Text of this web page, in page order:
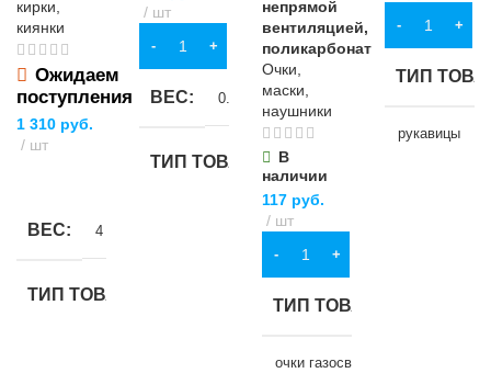
кирки,
киянки
Ожидаем
поступления
1 310 руб.
шт
ВЕС 4 кг
ТИП ТОВАРА
шт
В КОРЗИНУ
ВЕС 0.4 кг
ТИП ТОВАРА
НАЗНАЧЕНИЕ
непрямой
вентиляцией,
поликарбонат
Очки,
маски,
наушники
В
наличии
117 руб.
шт
В КОРЗИНУ
ТИП ТОВАРА
очки газосварщика
В КОРЗИНУ
ТИП
рукавицы